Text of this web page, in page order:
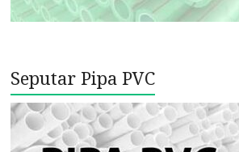
Seputar Pipa PVC